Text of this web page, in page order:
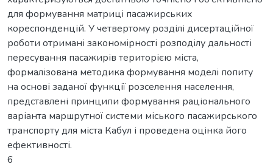
для формування матриці пасажирських
кореспонденцій. У четвертому розділі дисертаційної
роботи отримані закономірності розподілу дальності
пересування пасажирів територією міста,
формалізована методика формування моделі попиту
на основі заданої функції розселення населення,
представлені принципи формування раціонального
варіанта маршрутної системи міського пасажирського
транспорту для міста Кабул і проведена оцінка його
ефективності.
6